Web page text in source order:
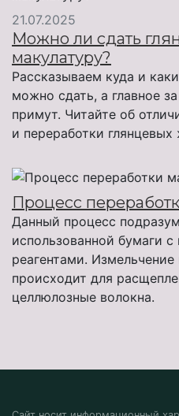
21.07.2025
Можно ли сдать
макулатуру?
Рассказываем куда и
можно сдать, а главное
примут. Читайте об
и переработки глянцевых
Процесс
Данный процесс
использованной бумаги
реагентами. Измельчение
происходит для
целлюлозные волокна.